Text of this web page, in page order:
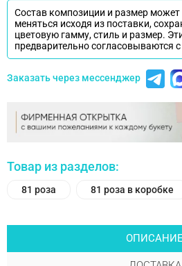
Состав композиции и размер может
меняться исходя из поставки,
цветовую гамму, стиль и размер.
предварительно согласовываются
Заказать через мессенджер
Товар из разделов:
81 роза 81 роза в коробке
ОПИСАНИЕ